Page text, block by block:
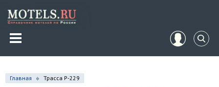
Главная Трасса Р-229